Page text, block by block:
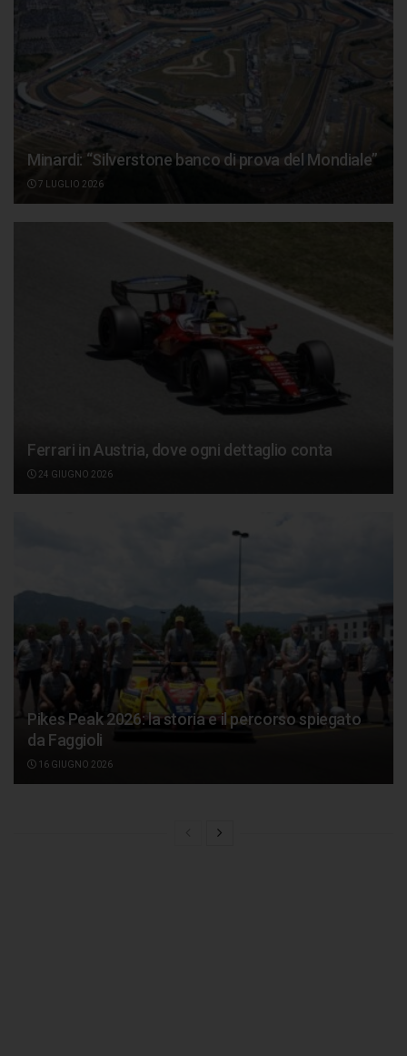
Minardi: “Silverstone banco di prova del Mondiale”
7 LUGLIO 2026
Ferrari in Austria, dove ogni dettaglio conta
24 GIUGNO 2026
Pikes Peak 2026: la storia e il percorso spiegato
da Faggioli
16 GIUGNO 2026